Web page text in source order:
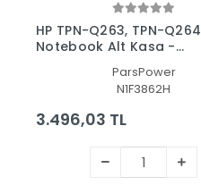
HP TPN-Q263, TPN-Q264
Notebook Alt Kasa -
ParsPower
N1F3862H
3.496,03 TL